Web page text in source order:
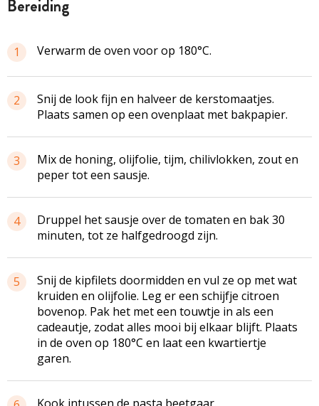
bereiding
1 Verwarm de oven voor op 180°C.
2
Snij de look fijn en halveer de kerstomaatjes.
Plaats samen op een ovenplaat met bakpapier.
3
Mix de honing, olijfolie, tijm, chilivlokken, zout en
peper tot een sausje.
4
Druppel het sausje over de tomaten en bak 30
minuten, tot ze halfgedroogd zijn.
5
Snij de kipfilets doormidden en vul ze op met wat
kruiden en olijfolie. Leg er een schijfje citroen
bovenop. Pak het met een touwtje in als een
cadeautje, zodat alles mooi bij elkaar blijft. Plaats
in de oven op 180°C en laat een kwartiertje
garen.